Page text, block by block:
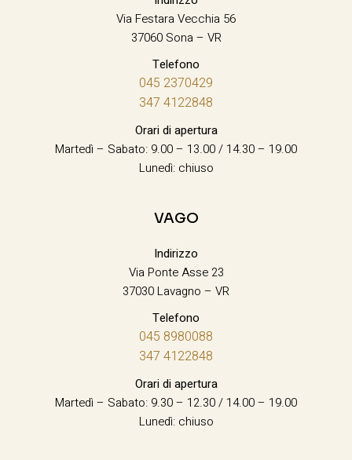
Via Festara Vecchia 56
37060 Sona – VR
Telefono
045 2370429
347 4122848
Orari di apertura
Martedì – Sabato: 9.00 – 13.00 / 14.30 – 19.00
Lunedì: chiuso
VAGO
Indirizzo
Via Ponte Asse 23
37030 Lavagno – VR
Telefono
045 8980088
347 4122848
Orari di apertura
Martedì – Sabato: 9.30 – 12.30 / 14.00 – 19.00
Lunedì: chiuso